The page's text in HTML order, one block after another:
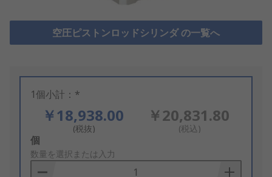
空圧ピストンロッドシリンダ の一覧へ
1個小計：*
￥18,938.00
(税抜)
￥20,831.80
(税込)
Add
to
Basket
個
数量を選択または入力